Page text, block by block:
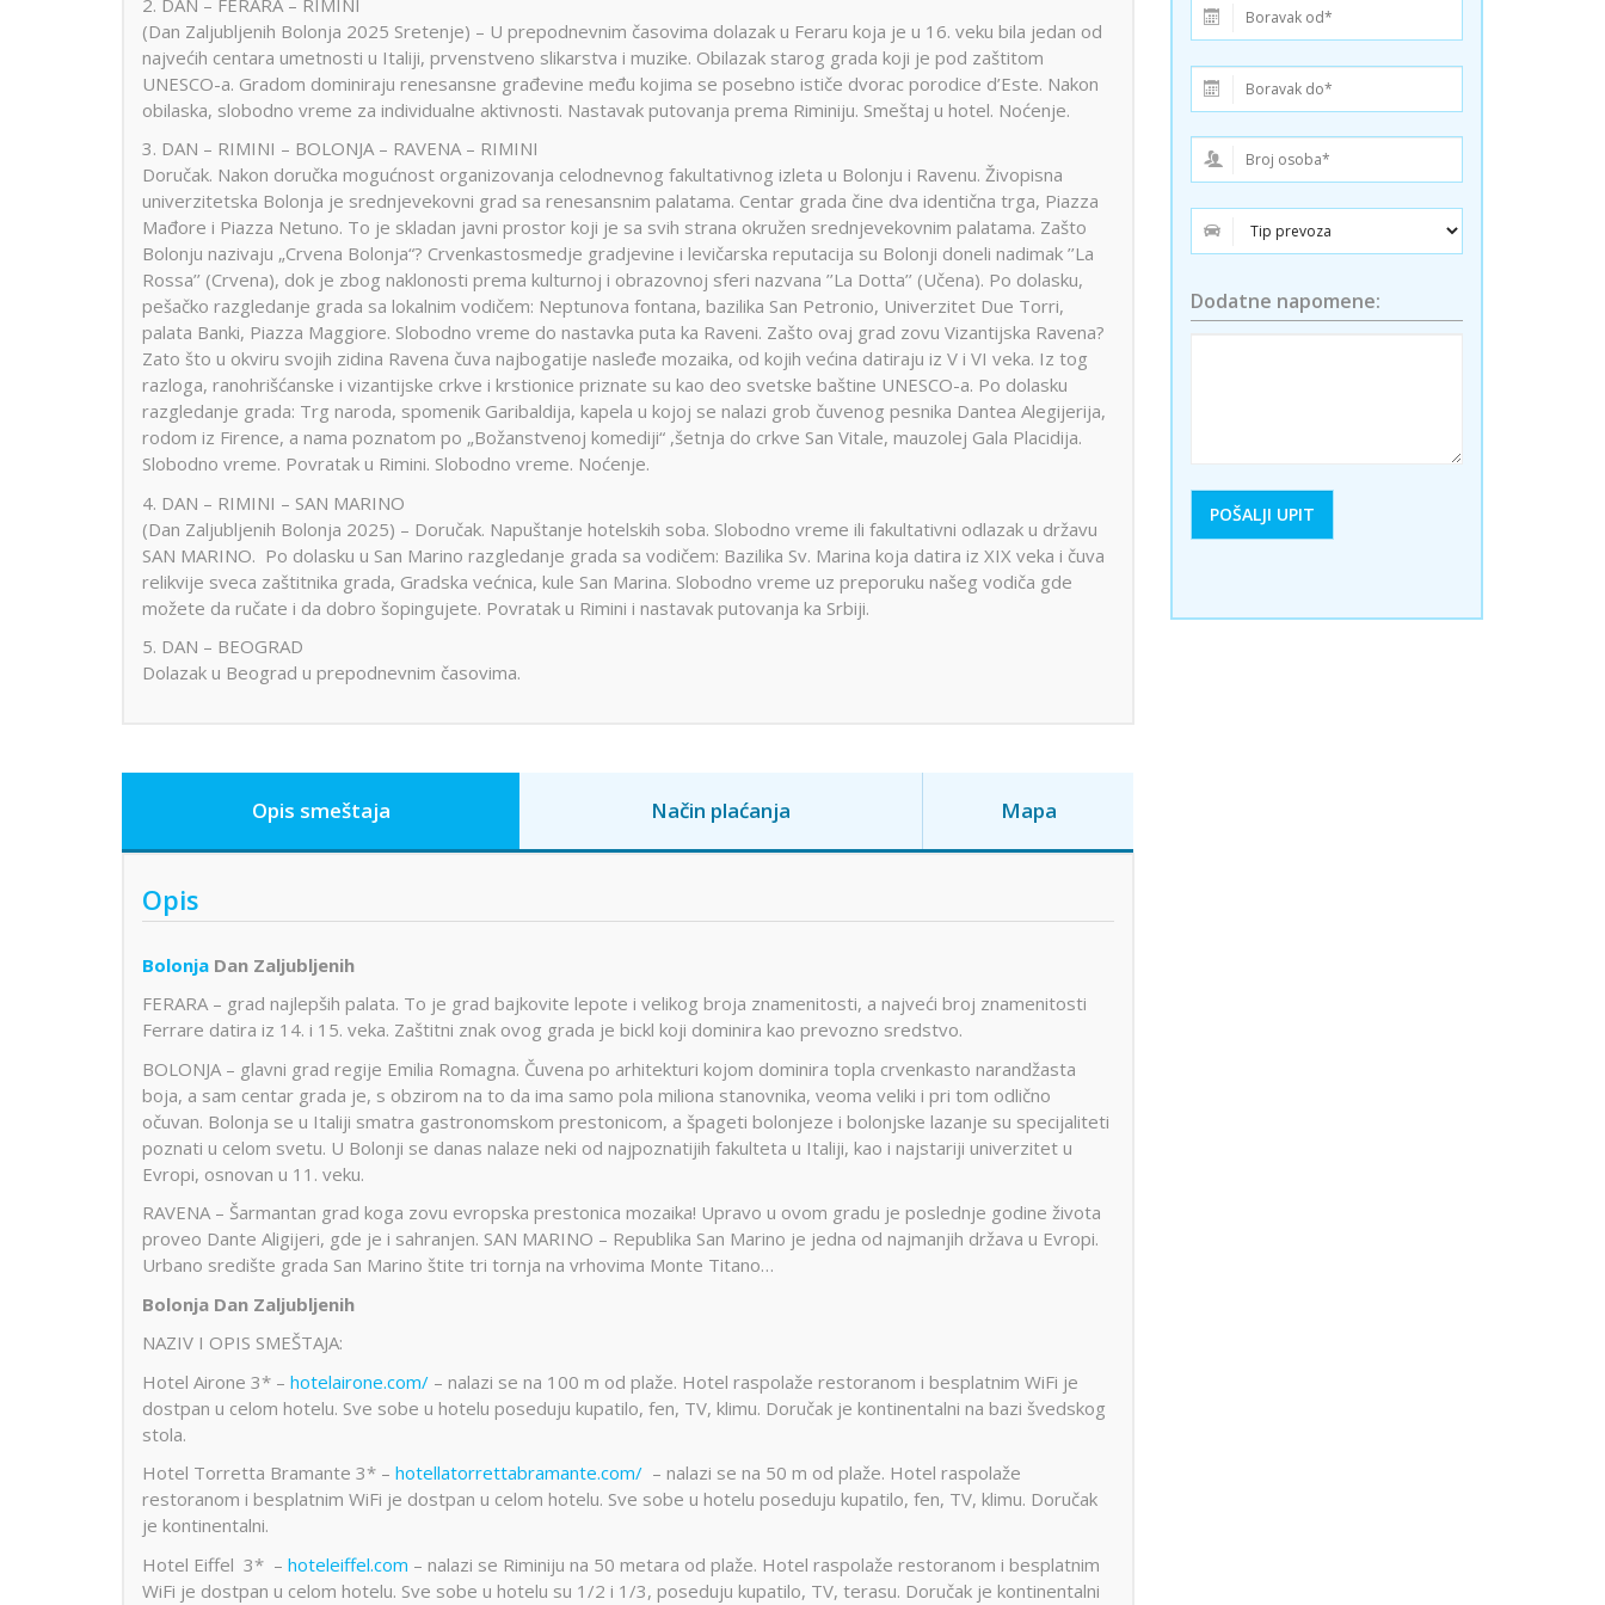
Dobre Vode
Alanja
Krstarenje
guletom
Lošinj
Istra
Dubrovnik
Jadranska
ostrva
Aja Napa i
Protaras
Limasol
Larnaka
Hurgada
Šarm El Šeik
Krstarenje
Nilom
Ohrid
Banje Srbije
Etno sela
Minhen Moskva Miškolc
Ohrid
Prag
Pariz Peruđa
Provansa
Portorož
Portugal Rim
Rejkjavik
Temišvar
Stokholm
Švajcarska Skandinavija
Petersburg
Trebinje
Trst Venecija
Valensija
Vroclav
Solun polazak iz Niša
Temišvar polazak iz Niša
(Dan Zaljubljenih Bolonja 2025 Sretenje) – U prepodnevnim časovima dolazak u Feraru koja je u 16. veku bila jedan od
najvećih centara umetnosti u Italiji, prvenstveno slikarstva i muzike. Obilazak starog grada koji je pod zaštitom
UNESCO-a. Gradom dominiraju renesansne građevine među kojima se posebno ističe dvorac porodice d’Este. Nakon
obilaska, slobodno vreme za individualne aktivnosti. Nastavak putovanja prema Riminiju. Smeštaj u hotel. Noćenje.
3. DAN – RIMINI – BOLONJA – RAVENA – RIMINI
Doručak. Nakon doručka mogućnost organizovanja celodnevnog fakultativnog izleta u Bolonju i Ravenu. Živopisna
univerzitetska Bolonja je srednjevekovni grad sa renesansnim palatama. Centar grada čine dva identična trga, Piazza
Mađore i Piazza Netuno. To je skladan javni prostor koji je sa svih strana okružen srednjevekovnim palatama. Zašto
Bolonju nazivaju „Crvena Bolonja“? Crvenkastosmedje gradjevine i levičarska reputacija su Bolonji doneli nadimak ’’La
Rossa’’ (Crvena), dok je zbog naklonosti prema kulturnoj i obrazovnoj sferi nazvana ’’La Dotta’’ (Učena). Po dolasku,
pešačko razgledanje grada sa lokalnim vodičem: Neptunova fontana, bazilika San Petronio, Univerzitet Due Torri,
palata Banki, Piazza Maggiore. Slobodno vreme do nastavka puta ka Raveni. Zašto ovaj grad zovu Vizantijska Ravena?
Zato što u okviru svojih zidina Ravena čuva najbogatije nasleđe mozaika, od kojih većina datiraju iz V i VI veka. Iz tog
razloga, ranohrišćanske i vizantijske crkve i krstionice priznate su kao deo svetske baštine UNESCO-a. Po dolasku
razgledanje grada: Trg naroda, spomenik Garibaldija, kapela u kojoj se nalazi grob čuvenog pesnika Dantea Alegijerija,
rodom iz Firence, a nama poznatom po „Božanstvenoj komediji“ ,šetnja do crkve San Vitale, mauzolej Gala Placidija.
Slobodno vreme. Povratak u Rimini. Slobodno vreme. Noćenje.
4. DAN – RIMINI – SAN MARINO
(Dan Zaljubljenih Bolonja 2025) – Doručak. Napuštanje hotelskih soba. Slobodno vreme ili fakultativni odlazak u državu
SAN MARINO. Po dolasku u San Marino razgledanje grada sa vodičem: Bazilika Sv. Marina koja datira iz XIX veka i čuva
relikvije sveca zaštitnika grada, Gradska većnica, kule San Marina. Slobodno vreme uz preporuku našeg vodiča gde
možete da ručate i da dobro šopingujete. Povratak u Rimini i nastavak putovanja ka Srbiji.
5. DAN – BEOGRAD
Dolazak u Beograd u prepodnevnim časovima.
Opis smeštaja Način plaćanja Mapa
Opis
Bolonja Dan Zaljubljenih
FERARA – grad najlepših palata. To je grad bajkovite lepote i velikog broja znamenitosti, a najveći broj znamenitosti
Ferrare datira iz 14. i 15. veka. Zaštitni znak ovog grada je bickl koji dominira kao prevozno sredstvo.
BOLONJA – glavni grad regije Emilia Romagna. Čuvena po arhitekturi kojom dominira topla crvenkasto narandžasta
boja, a sam centar grada je, s obzirom na to da ima samo pola miliona stanovnika, veoma veliki i pri tom odlično
očuvan. Bolonja se u Italiji smatra gastronomskom prestonicom, a špageti bolonjeze i bolonjske lazanje su specijaliteti
poznati u celom svetu. U Bolonji se danas nalaze neki od najpoznatijih fakulteta u Italiji, kao i najstariji univerzitet u
Evropi, osnovan u 11. veku.
RAVENA – Šarmantan grad koga zovu evropska prestonica mozaika! Upravo u ovom gradu je poslednje godine života
proveo Dante Aligijeri, gde je i sahranjen. SAN MARINO – Republika San Marino je jedna od najmanjih država u Evropi.
Urbano središte grada San Marino štite tri tornja na vrhovima Monte Titano…
Bolonja Dan Zaljubljenih
NAZIV I OPIS SMEŠTAJA:
Hotel Airone 3* – hotelairone.com/ – nalazi se na 100 m od plaže. Hotel raspolaže restoranom i besplatnim WiFi je
dostpan u celom hotelu. Sve sobe u hotelu poseduju kupatilo, fen, TV, klimu. Doručak je kontinentalni na bazi švedskog
stola.
Hotel Torretta Bramante 3* – hotellatorrettabramante.com/ – nalazi se na 50 m od plaže. Hotel raspolaže
restoranom i besplatnim WiFi je dostpan u celom hotelu. Sve sobe u hotelu poseduju kupatilo, fen, TV, klimu. Doručak
je kontinentalni.
Hotel Eiffel 3* – hoteleiffel.com – nalazi se Riminiju na 50 metara od plaže. Hotel raspolaže restoranom i besplatnim
WiFi je dostpan u celom hotelu. Sve sobe u hotelu su 1/2 i 1/3, poseduju kupatilo, TV, terasu. Doručak je kontinentalni
Dodatne napomene: